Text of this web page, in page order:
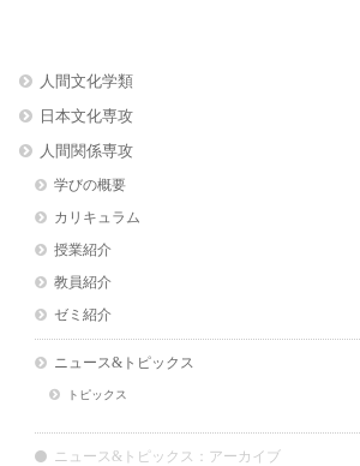
人間文化学類
日本文化専攻
人間関係専攻
学びの概要
カリキュラム
授業紹介
教員紹介
ゼミ紹介
ニュース&トピックス
トピックス
ニュース&トピックス：アーカイブ